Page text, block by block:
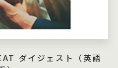
ダイジェスト（英語